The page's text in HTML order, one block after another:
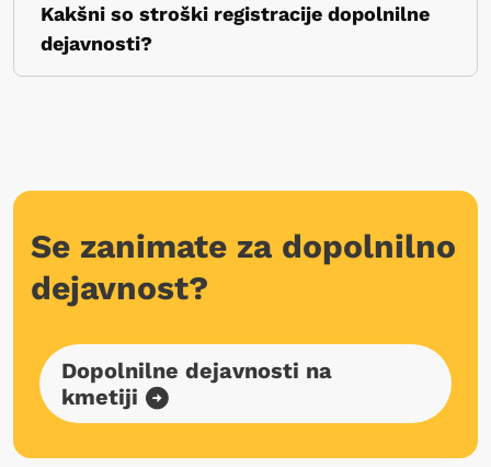
Kakšni so stroški registracije dopolnilne
dejavnosti?
Se zanimate za dopolnilno
dejavnost?
Dopolnilne dejavnosti na
kmetiji